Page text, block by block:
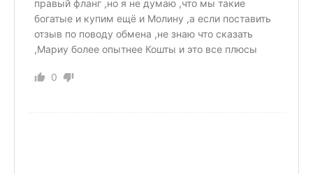
правый фланг ,но я не думаю ,что мы такие
богатые и купим ещё и Молину ,а если поставить
отзыв по поводу обмена ,не знаю что сказать
,Мариу более опытнее Кошты и это все плюсы
0